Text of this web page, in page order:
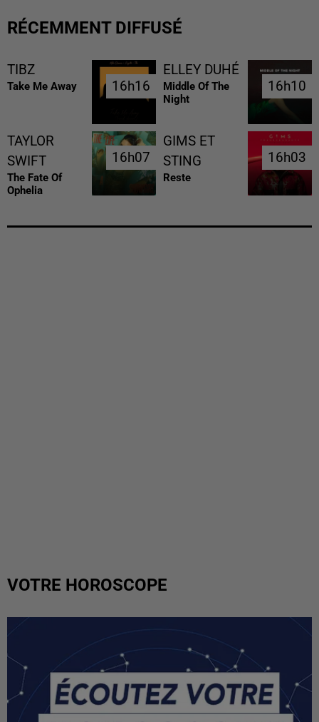
RÉCEMMENT DIFFUSÉ
TIBZ
Take Me Away 16h16
16h16
ELLEY DUHÉ
Middle Of The
Night
16h10
16h10
TAYLOR
SWIFT
The Fate Of
Ophelia
16h07
16h07
GIMS ET
STING
Reste
16h03
16h03
VOTRE HOROSCOPE